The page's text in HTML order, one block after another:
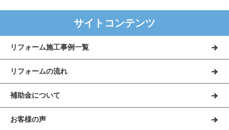
サイトコンテンツ
リフォーム施工事例一覧
リフォームの流れ
補助金について
お客様の声